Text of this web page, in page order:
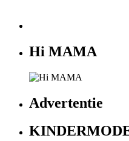
Hi MAMA
Advertentie